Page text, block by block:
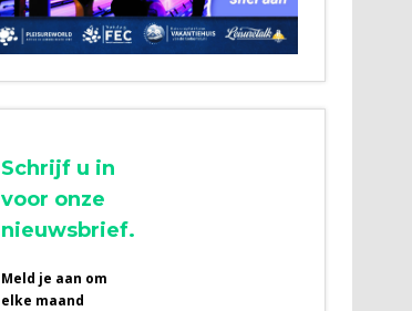
Schrijf u in
voor onze
nieuwsbrief.
Meld je aan om
elke maand